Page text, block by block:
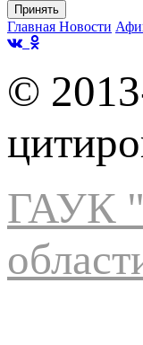
Принять
Главная Новости
©
ГАУК